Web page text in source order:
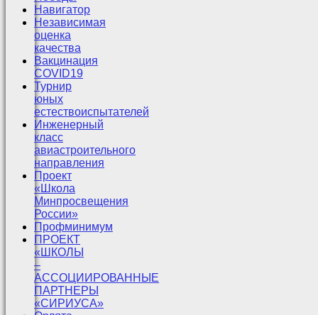
Навигатор
Независимая
оценка
качества
Вакцинация
COVID19
Турнир
юных
естествоиспытателей
Инженерный
класс
авиастроительного
направления
Проект
«Школа
Минпросвещения
России»
Профминимум
ПРОЕКТ
«ШКОЛЫ
–
АССОЦИИРОВАННЫЕ
ПАРТНЕРЫ
«СИРИУСА»